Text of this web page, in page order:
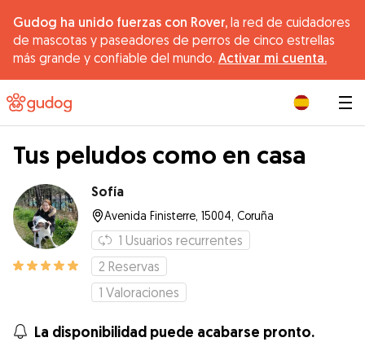
Gudog ha unido fuerzas con Rover, la red de cuidadores
de mascotas y paseadores de perros de cinco estrellas
más grande y confiable del mundo. Activar mi cuenta.
Tus peludos como en casa
Sofía
Avenida Finisterre, 15004, Coruña
1 Usuarios recurrentes
2 Reservas
1 Valoraciones
La disponibilidad puede acabarse pronto.